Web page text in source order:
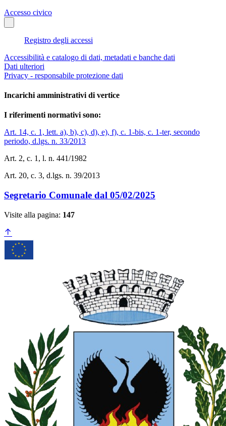
Accesso civico
Registro degli accessi
Accessibilità e catalogo di dati, metadati e banche dati
Dati ulteriori
Privacy - responsabile protezione dati
Incarichi amministrativi di vertice
I riferimenti normativi sono:
Art. 14, c. 1, lett. a), b), c), d), e), f), c. 1-bis, c. 1-ter, secondo
periodo, d.lgs. n. 33/2013
Art. 2, c. 1, l. n. 441/1982
Art. 20, c. 3, d.lgs. n. 39/2013
Segretario Comunale dal 05/02/2025
Visite alla pagina: 147